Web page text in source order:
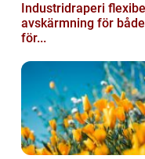
Industridraperi flexibel
avskärmning för både
för...